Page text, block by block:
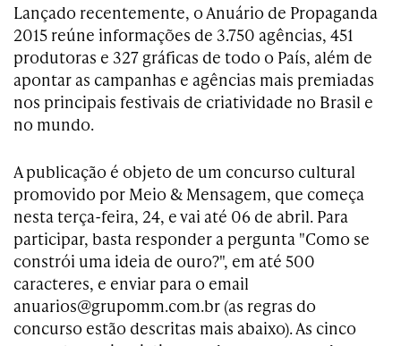
Lançado recentemente, o Anuário de Propaganda
2015 reúne informações de 3.750 agências, 451
produtoras e 327 gráficas de todo o País, além de
apontar as campanhas e agências mais premiadas
nos principais festivais de criatividade no Brasil e
no mundo.
A publicação é objeto de um concurso cultural
promovido por Meio & Mensagem, que começa
nesta terça-feira, 24, e vai até 06 de abril. Para
participar, basta responder a pergunta "Como se
constrói uma ideia de ouro?", em até 500
caracteres, e enviar para o email
anuarios@grupomm.com.br (as regras do
concurso estão descritas mais abaixo). As cinco